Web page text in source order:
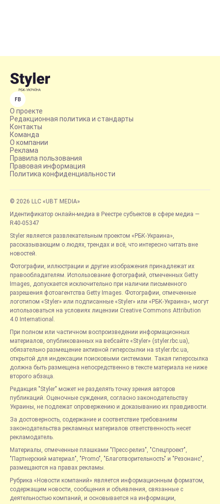
FB
О проекте
Редакционная политика и стандарты
Контакты
Команда
О компании
Реклама
Правила пользования
Правовая информация
Политика конфиденциальности
© 2026 LLC «UBT MEDIA»
Идентификатор онлайн-медиа в Реестре субъектов в сфере медиа —
R40-05347
Styler является развлекательным проектом «РБК-Украина»,
рассказывающим о людях, трендах и всё, что интересно читать вне
новостей.
Фотографии, иллюстрации и другие изображения принадлежат их
правообладателям. Использование фотографий, отмеченных Getty
Images, допускается исключительно при наличии письменного
разрешения фотоагентства Getty Images. Фотографии, отмеченные
логотипом «Styler» или подписанные «Styler» или «РБК-Украина», могут
использоваться на условиях лицензии Creative Commons Attribution
4.0 International.
При полном или частичном воспроизведении информационных
материалов, опубликованных на вебсайте «Styler» (styler.rbc.ua),
обязательно размещение активной гиперссылки на styler.rbc.ua,
открытой для индексации поисковыми системами. Такая гиперссылка
должна быть размещена непосредственно в тексте материала не ниже
второго абзаца.
Редакция "Styler" может не разделять точку зрения авторов
публикаций. Оценочные суждения, согласно законодательству
Украины, не подлежат опровержению и доказыванию их правдивости.
За достоверность, содержание и соответствие требованиям
законодательства рекламных материалов ответственность несет
рекламодатель.
Материалы, отмеченные плашками "Пресс-релиз", "Спецпроект",
"Партнерский материал", "Promo", "Благотворительность" и "Резонанс",
размещаются на правах рекламы.
Рубрика «Новости компаний» является информационным форматом,
содержащим новости, сообщения и объявления, связанные с
деятельностью компаний, и основывается на информации,